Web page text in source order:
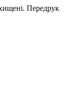
Передрук